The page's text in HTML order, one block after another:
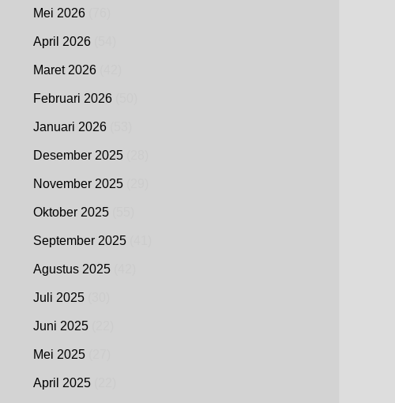
Mei 2026
April 2026
Maret 2026
Februari 2026
Januari 2026
Desember 2025
November 2025
Oktober 2025
September 2025
Agustus 2025
Juli 2025
Juni 2025
Mei 2025
April 2025